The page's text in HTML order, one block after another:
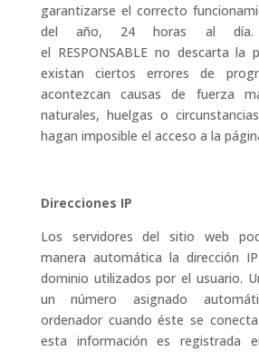
garantizarse el correcto
del año, 24 horas al día.
el RESPONSABLE no descarta la
existan ciertos errores de
acontezcan causas de fuerza
naturales, huelgas o
hagan imposible el acceso a la
Direcciones IP
Los servidores del sitio web
manera automática la dirección
dominio utilizados por el usuario.
un número asignado
ordenador cuando éste se
esta información es registrada